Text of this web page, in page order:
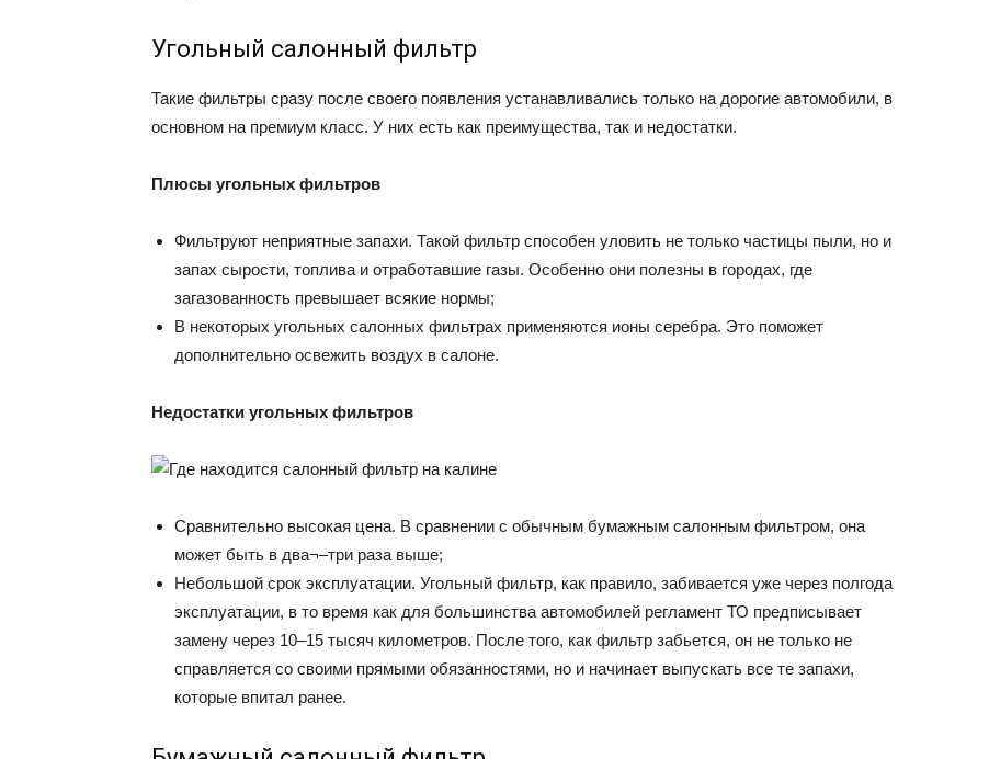
Угольный салонный фильтр
Такие фильтры сразу после своего появления устанавливались только на дорогие автомобили, в
основном на премиум класс. У них есть как преимущества, так и недостатки.
Плюсы угольных фильтров
Фильтруют неприятные запахи. Такой фильтр способен уловить не только частицы пыли, но и
запах сырости, топлива и отработавшие газы. Особенно они полезны в городах, где
загазованность превышает всякие нормы;
В некоторых угольных салонных фильтрах применяются ионы серебра. Это поможет
дополнительно освежить воздух в салоне.
Недостатки угольных фильтров
Сравнительно высокая цена. В сравнении с обычным бумажным салонным фильтром, она
может быть в два¬–три раза выше;
Небольшой срок эксплуатации. Угольный фильтр, как правило, забивается уже через полгода
эксплуатации, в то время как для большинства автомобилей регламент ТО предписывает
замену через 10–15 тысяч километров. После того, как фильтр забьется, он не только не
справляется со своими прямыми обязанностями, но и начинает выпускать все те запахи,
которые впитал ранее.